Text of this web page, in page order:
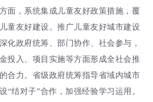
面，系统集成儿童友好政策措施，覆
童友好建设。推广儿童友好城市建设
化政府统筹、部门协作、社会参与，
投入、项目实施等方面形成全社会推
合力。省级政府统筹指导省域内城市
“结对子”合作，加强经验学习运用。